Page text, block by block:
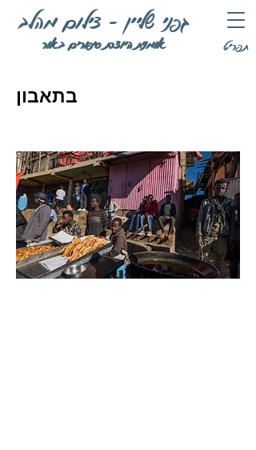
אומנית היוצרת סיפורים באור
גפני שליין - צילום מהלב
תפריט
בתאבון